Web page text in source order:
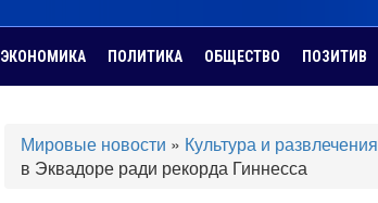
ЭКОНОМИКА ПОЛИТИКА ОБЩЕСТВО ПОЗИТИВ
Мировые новости » Культура и развлечения
в Эквадоре ради рекорда Гиннесса